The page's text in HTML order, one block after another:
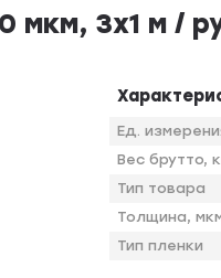
мкм, 3х1 м /
Ед.
Вес брутто,
Тип товара
Толщина,
Тип пленки